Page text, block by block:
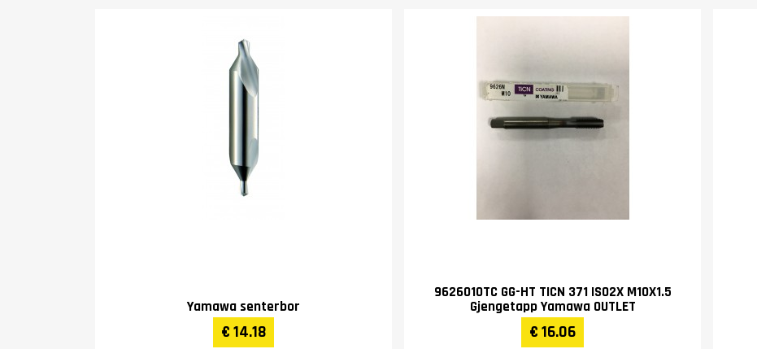
Yamawa senterbor
€ 14.18
9626010TC GG-HT TICN 371 ISO2X M10X1.5
Gjengetapp Yamawa OUTLET
€ 16.06